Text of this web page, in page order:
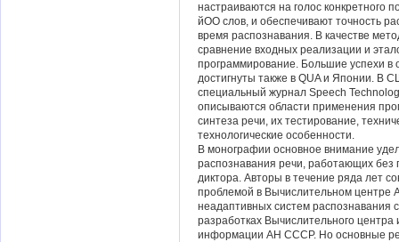
настраиваются на голос конкретного
йОО слов, и обеспечивают точность
время распознавания. В качестве
сравнение входных реализации и
программирование. Большие успехи в
достигнуты также в QUA и Японии. В
специальный журнал Speech
описываются области применения
синтеза речи, их тестирование,
технологические особенности.
В монографии основное внимание
распознавания речи, работающих без
диктора. Авторы в течение ряда лет
проблемой в Вычислительном центре
неадаптивных систем распознавания
разработках Вычислительного
информации АН СССР. Но основные